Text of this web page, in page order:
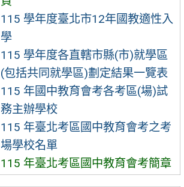
115 學年度臺北市12年國教適性入
學
115 學年度各直轄市縣(市)就學區
(包括共同就學區)劃定結果一覽表
115 年國中教育會考各考區(場)試
務主辦學校
115 年臺北考區國中教育會考之考
場學校名單
115 年臺北考區國中教育會考簡章